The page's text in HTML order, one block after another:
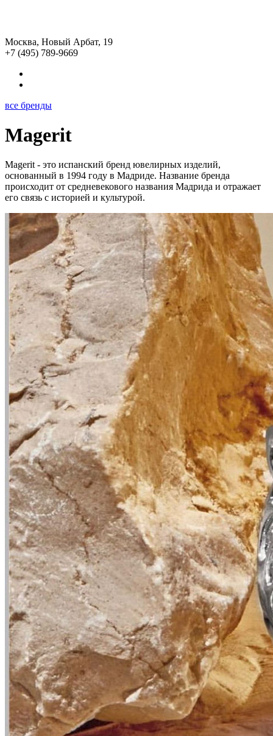
Москва, Новый Арбат, 19
+7 (495) 789-9669
все бренды
Magerit
Magerit - это испанский бренд ювелирных изделий,
основанный в 1994 году в Мадриде. Название бренда
происходит от средневекового названия Мадрида и отражает
его связь с историей и культурой.